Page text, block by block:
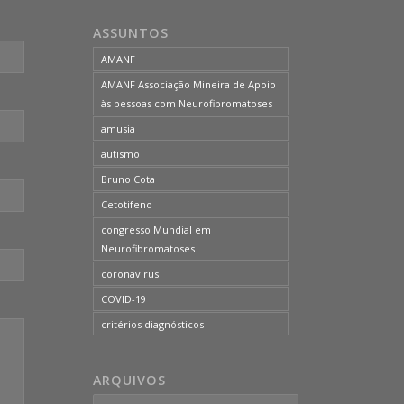
neurofibromatose do tipo 2
neurofibromatoses
OCUPAÇÃO DO BLOG
onde tratar
problemas comportamentais
reunião mensal da AMANF
selumetinibe
periférico
ASSUNTOS
AMANF
AMANF Associação Mineira de Apoio
às pessoas com Neurofibromatoses
amusia
autismo
Bruno Cota
Cetotifeno
congresso Mundial em
Neurofibromatoses
coronavirus
COVID-19
critérios diagnósticos
curso de capacitação
ARQUIVOS